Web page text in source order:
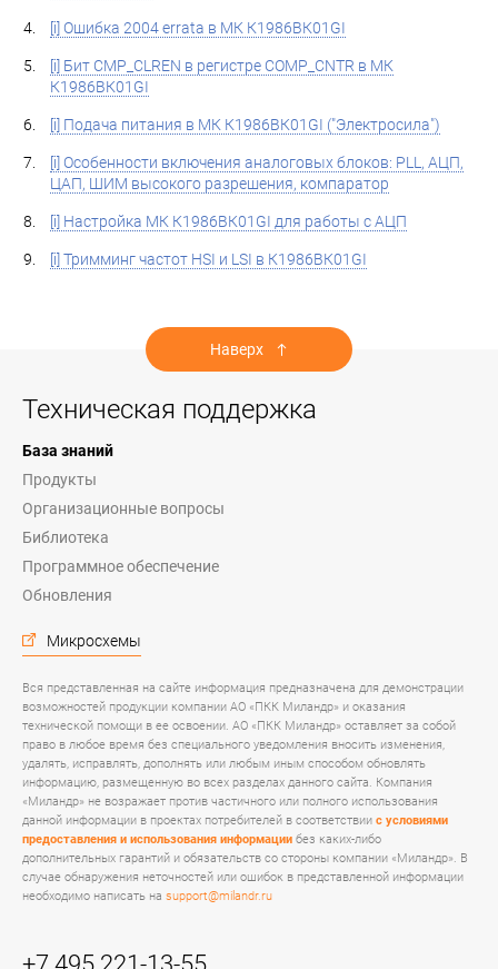
[i] Ошибка 2004 errata в МК К1986ВК01GI
[i] Бит CMP_CLREN в регистре COMP_CNTR в МК
К1986ВК01GI
[i] Подача питания в МК К1986ВК01GI ("Электросила")
[i] Особенности включения аналоговых блоков: PLL, АЦП,
ЦАП, ШИМ высокого разрешения, компаратор
[i] Настройка МК К1986ВК01GI для работы с АЦП
[i] Тримминг частот HSI и LSI в К1986ВК01GI
Наверх
Техническая поддержка
База знаний
Продукты
Организационные вопросы
Библиотека
Программное обеспечение
Обновления
Микросхемы
Вся представленная на сайте информация предназначена для демонстрации
возможностей продукции компании АО «ПКК Миландр» и оказания
технической помощи в ее освоении. АО «ПКК Миландр» оставляет за собой
право в любое время без специального уведомления вносить изменения,
удалять, исправлять, дополнять или любым иным способом обновлять
информацию, размещенную во всех разделах данного сайта. Компания
«Миландр» не возражает против частичного или полного использования
данной информации в проектах потребителей в соответствии с условиями
предоставления и использования информации без каких-либо
дополнительных гарантий и обязательств со стороны компании «Миландр». В
случае обнаружения неточностей или ошибок в представленной информации
необходимо написать на support@milandr.ru